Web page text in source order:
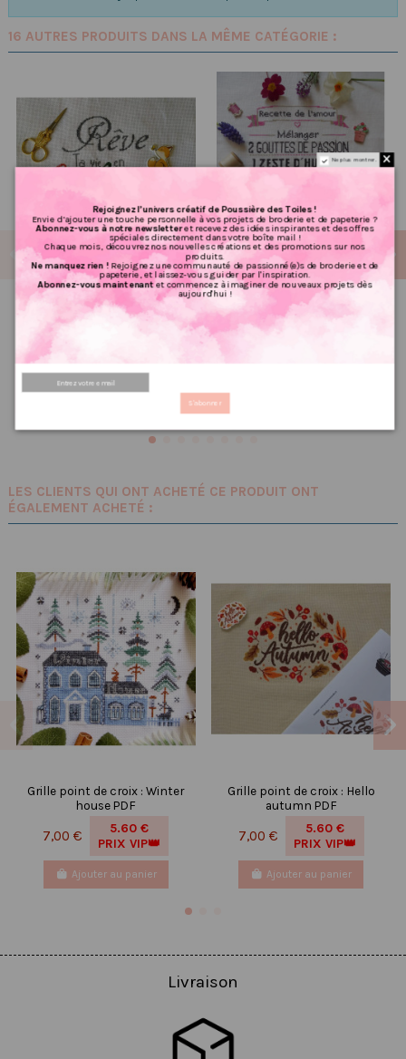
16 AUTRES PRODUITS DANS LA MÊME CATÉGORIE :
Grille point de croix : Rêve ta
vie en couleurs PDF
7,00 €
PRIX VIP👑
Grille point de croix : Recette
8,00 €
LES CLIENTS QUI ONT ACHETÉ CE PRODUIT ONT
ÉGALEMENT ACHETÉ :
Grille point de croix : Winter
house PDF
7,00 €
5.60 €
PRIX VIP👑
Ajouter au panier
Grille point de croix : Hello
autumn PDF
7,00 €
5.60 €
PRIX VIP👑
Ajouter au panier
Livraison
Ne plus montrer.
Rejoignez l’univers créatif de Poussière des Toiles !
Envie d’ajouter une touche personnelle à vos projets de broderie et de papeterie ?
Abonnez-vous à notre newsletteret recevez des idées inspirantes et des offres
spéciales directement dans votre boîte mail !
Chaque mois, découvrez nos nouvelles créations et des promotions sur nos
produits.
Ne manquez rien !Rejoignez une communauté de passionné(e)s de broderie et de
papeterie, et laissez-vous guider par l'inspiration.
Abonnez-vous maintenantet commencez à imaginer de nouveaux projets dès
aujourd'hui !
S'abonner